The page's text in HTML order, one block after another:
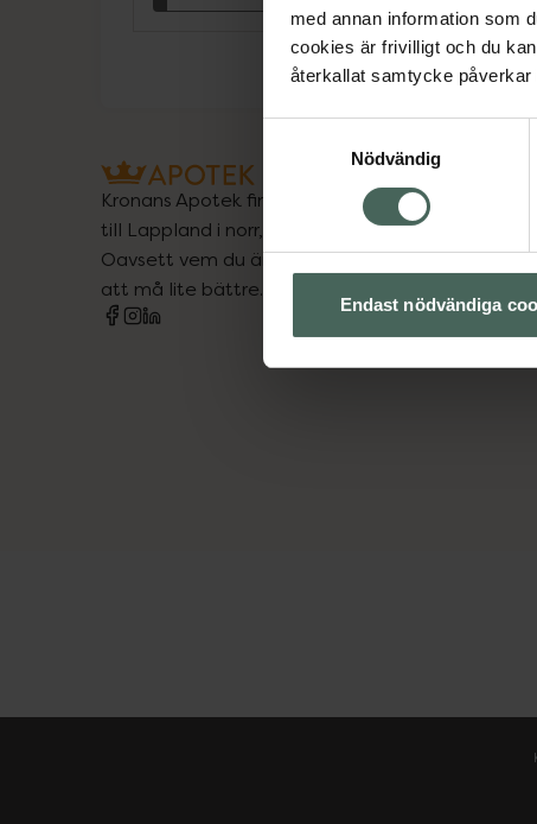
med annan information som
cookies är frivilligt och du
återkallat samtycke påverkar
Nödvändig
Endast nödvändiga
Kronans Apotek finns här för dig. Du hittar oss
till Lappland i norr, och online i mobilen och på
Oavsett vem du är så är det vårt uppdrag att
att må lite bättre. Välkommen att prata med oss.